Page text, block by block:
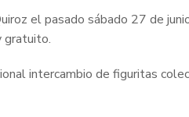
el pasado sábado 27 de
gratuito.
intercambio de figuritas